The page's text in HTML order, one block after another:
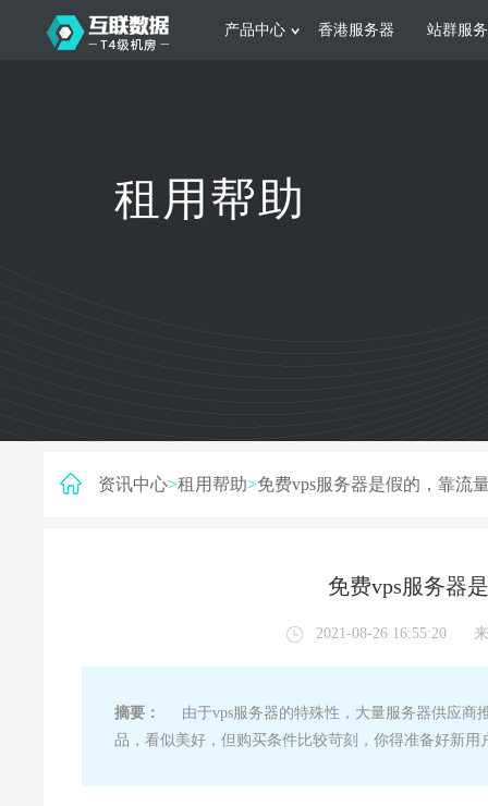
产品中心
日本服务器 新加坡服务器
香港服务器 站群服
根据不同规模的网站提供可定制化的架
构和 一站式协助租用帮助
资讯中心>租用帮助>免费vps服务器是假的，靠流
免费vps服务器
2021-08-26 16:55:20
摘要：
由于vps服务器的特殊性，大量服务器供应商
品，看似美好，但购买条件比较苛刻，你得准备好新